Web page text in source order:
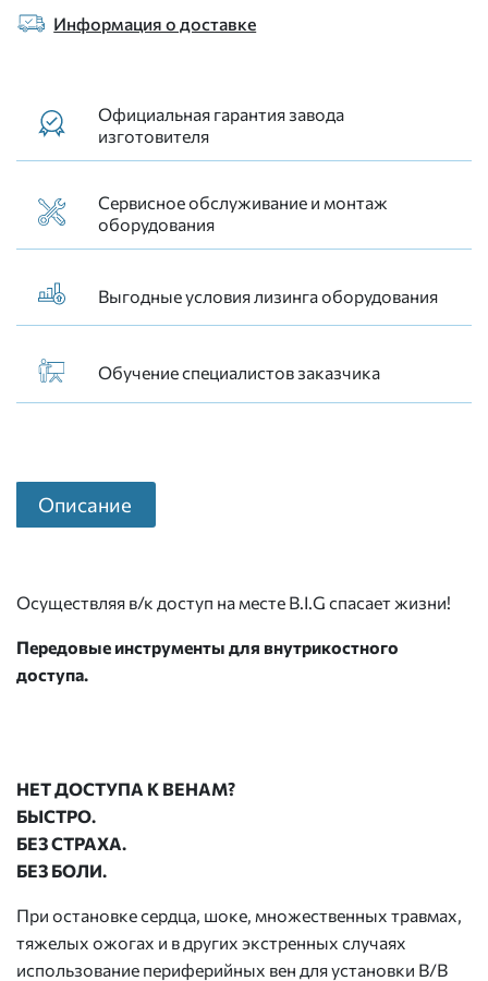
Информация о доставке
Официальная гарантия завода
изготовителя
Сервисное обслуживание и монтаж
оборудования
Выгодные условия лизинга оборудования
Обучение специалистов заказчика
Описание
Осуществляя в/к доступ на месте B.I.G спасает жизни!
Передовые инструменты для внутрикостного
доступа.
НЕТ ДОСТУПА К ВЕНАМ?
БЫСТРО.
БЕЗ СТРАХА.
БЕЗ БОЛИ.
При остановке сердца, шоке, множественных травмах,
тяжелых ожогах и в других экстренных случаях
использование периферийных вен для установки В/В